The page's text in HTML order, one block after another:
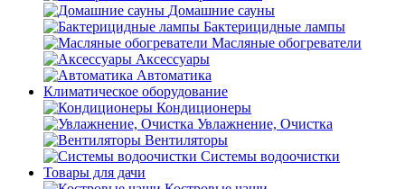
Домашние сауны
Бактерицидные лампы
Масляные обогреватели
Аксессуары
Автоматика
Климатическое оборудование
Кондиционеры
Увлажнение, Очистка
Вентиляторы
Системы водоочистки
Товары для дачи